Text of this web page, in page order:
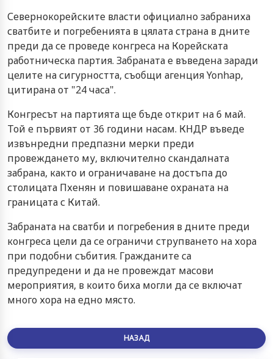
Севернокорейските власти официално забраниха
сватбите и погребенията в цялата страна в дните
преди да се проведе конгреса на Корейската
работническа партия. Забраната е въведена заради
целите на сигурността, съобщи агенция Yonhap,
цитирана от "24 часа".
Конгресът на партията ще бъде открит на 6 май.
Той е първият от 36 години насам. КНДР въведе
извънредни предпазни мерки преди
провеждането му, включително скандалната
забрана, както и ограничаване на достъпа до
столицата Пхенян и повишаване охраната на
границата с Китай.
Забраната на сватби и погребения в дните преди
конгреса цели да се ограничи струпването на хора
при подобни събития. Гражданите са
предупредени и да не провеждат масови
мероприятия, в които биха могли да се включат
много хора на едно място.
НАЗАД